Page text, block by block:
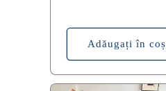
Adăugați în coș